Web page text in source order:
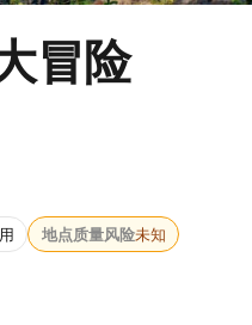
冒险
地点质量风险未知